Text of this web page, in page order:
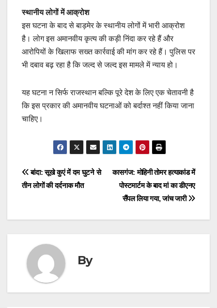
स्थानीय लोगों में आक्रोश
इस घटना के बाद से बाड़मेर के स्थानीय लोगों में भारी आक्रोश
है। लोग इस अमानवीय कृत्य की कड़ी निंदा कर रहे हैं और
आरोपियों के खिलाफ सख्त कार्रवाई की मांग कर रहे हैं। पुलिस पर
भी दबाव बढ़ रहा है कि जल्द से जल्द इस मामले में न्याय हो।
यह घटना न सिर्फ राजस्थान बल्कि पूरे देश के लिए एक चेतावनी है
कि इस प्रकार की अमानवीय घटनाओं को बर्दाश्त नहीं किया जाना
चाहिए।
Post
कासगंज: मोहिनी तोमर हत्याकांड में
पोस्टमार्टम के बाद मां का डीएनए
सैंपल लिया गया, जांच जारी
बांदा: सूखे कुएं में दम घुटने से
तीन लोगों की दर्दनाक मौत
By